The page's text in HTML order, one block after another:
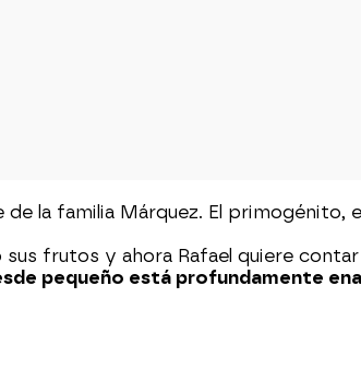
la familia Márquez. El primogénito,
frutos y ahora Rafael quiere
pequeño está profundamente